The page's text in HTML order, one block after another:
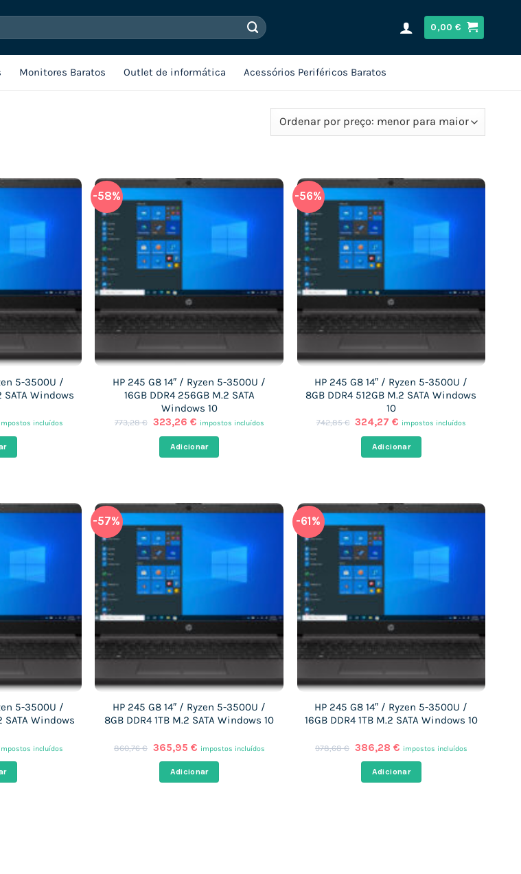
0,00€
Monitores Baratos Outlet de informática Acessórios Periféricos Baratos
5-3500U /
SATA Windows
atual
impostos incluídos
-58%
HP 245 G8 14″ / Ryzen 5-3500U /
16GB DDR4 256GB M.2 SATA
Windows 10
773,28€ O
original
era:
323,26 €O
atual
é:
impostos incluídos
Adicionar
-56%
HP 245 G8 14″ / Ryzen 5-3500U /
8GB DDR4 512GB M.2 SATA Windows
10
742,85€ O
original
era:
324,27€ O
atual
é:
impostos incluídos
Adicionar
5-3500U /
SATA Windows
O
preço
impostos incluídos
-57%
HP 245 G8 14″ / Ryzen 5-3500U /
8GB DDR4 1TB M.2 SATA Windows 10
860,76€ O
original
era:
365,95 €O
preço
atual
é:
impostos incluídos
Adicionar
-61%
HP 245 G8 14″ / Ryzen 5-3500U /
16GB DDR4 1TB M.2 SATA Windows 10
978,68€ O
original
era:
386,28 €O
preço
atual
é:
impostos incluídos
Adicionar